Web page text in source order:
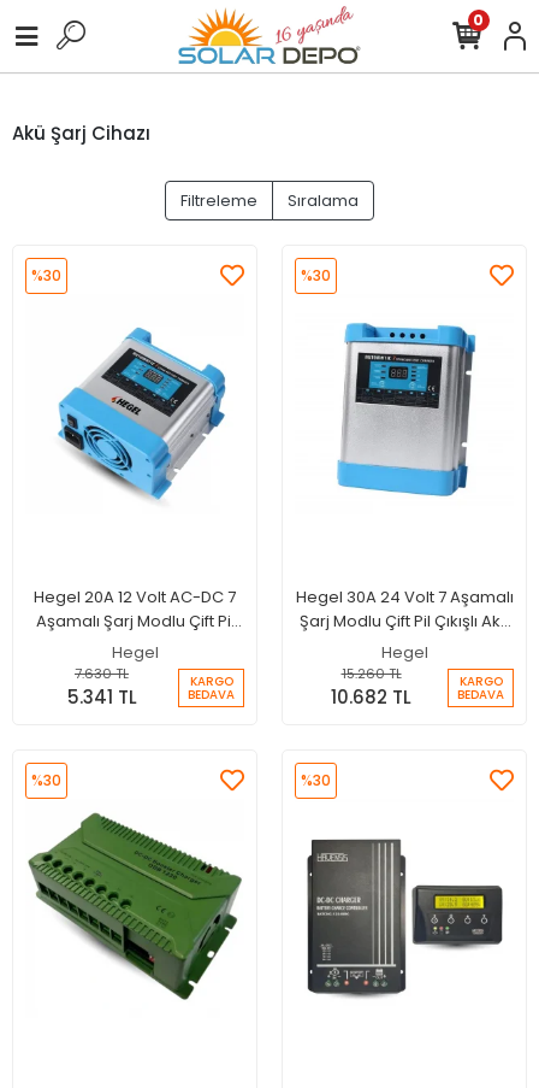
0
Akü Şarj Cihazı
Filtreleme Sıralama
Hegel 20A 12 Volt AC-DC 7
Aşamalı Şarj Modlu Çift Pil
Çıkışlı Akü Şarj Cihazı
Hegel
%30
7.630 TL
5.341 TL
KARGO
BEDAVA
Hegel 30A 24 Volt 7 Aşamalı
Şarj Modlu Çift Pil Çıkışlı Akü
Şarj Cihazı
Hegel
%30
15.260 TL
10.682 TL
KARGO
BEDAVA
%30 %30